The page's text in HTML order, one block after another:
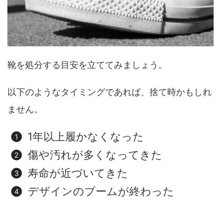
靴を処分する目安を立ててみましょう。
以下のようなタイミングであれば、捨て時かもしれ
ません。
1年以上履かなくなった
傷や汚れが多くなってきた
寿命が近づいてきた
デザインのブームが終わった